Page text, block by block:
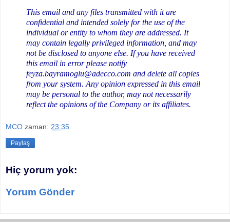
This email and any files transmitted with it are
confidential and intended solely for the use of the
individual or entity to whom they are addressed. It
may contain legally privileged information, and may
not be disclosed to anyone else. If you have received
this email in error please notify
feyza.bayramoglu@adecco.com and delete all copies
from your system. Any opinion expressed in this email
may be personal to the author, may not necessarily
reflect the opinions of the Company or its affiliates.
MCO zaman: 23:35
Paylaş
Hiç yorum yok:
Yorum Gönder